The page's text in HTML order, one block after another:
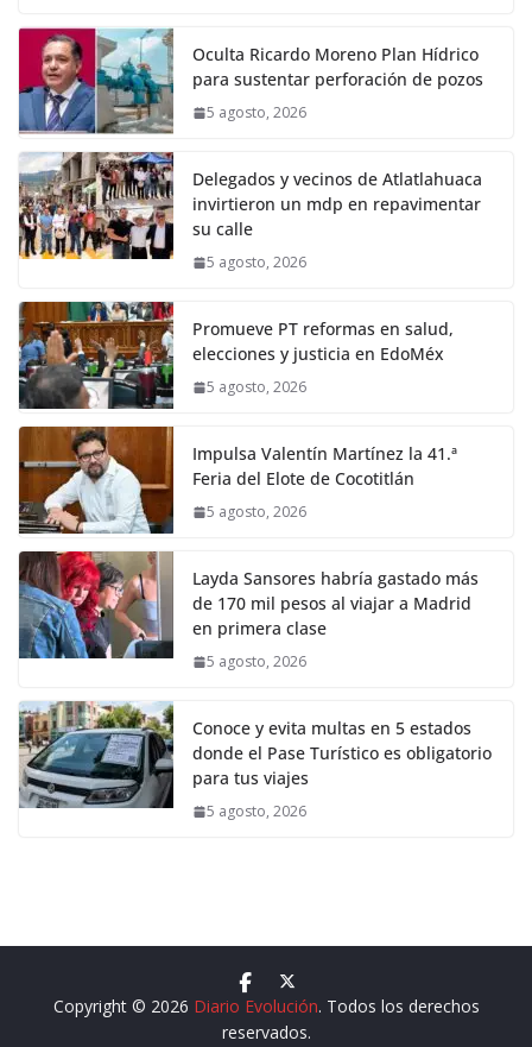
Oculta Ricardo Moreno Plan Hídrico
para sustentar perforación de pozos
5 agosto, 2026
Delegados y vecinos de Atlatlahuaca
invirtieron un mdp en repavimentar
su calle
5 agosto, 2026
Promueve PT reformas en salud,
elecciones y justicia en EdoMéx
5 agosto, 2026
Impulsa Valentín Martínez la 41.ª
Feria del Elote de Cocotitlán
5 agosto, 2026
Layda Sansores habría gastado más
de 170 mil pesos al viajar a Madrid
en primera clase
5 agosto, 2026
Conoce y evita multas en 5 estados
donde el Pase Turístico es obligatorio
para tus viajes
5 agosto, 2026
Copyright © 2026 Diario Evolución. Todos los derechos
reservados.